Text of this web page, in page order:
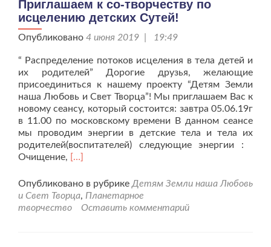
Приглашаем к со-творчеству по
исцелению детских Сутей!
Опубликовано 4 июня 2019 | 19:49
“ Распределение потоков исцеления в тела детей и
их родителей” Дорогие друзья, желающие
присоединиться к нашему проекту “Детям Земли
наша Любовь и Свет Творца”! Мы приглашаем Вас к
новому сеансу, который состоится: завтра 05.06.19г
в 11.00 по московскому времени В данном сеансе
мы проводим энергии в детские тела и тела их
родителей(воспитателей) следующие энергии :
Очищение, Читать
проПриглашаем
к
со-
[…]
Опубликовано в рубрике Детям Земли наша Любовь
и Свет Творца, Планетарное
творчество
Оставить комментарий